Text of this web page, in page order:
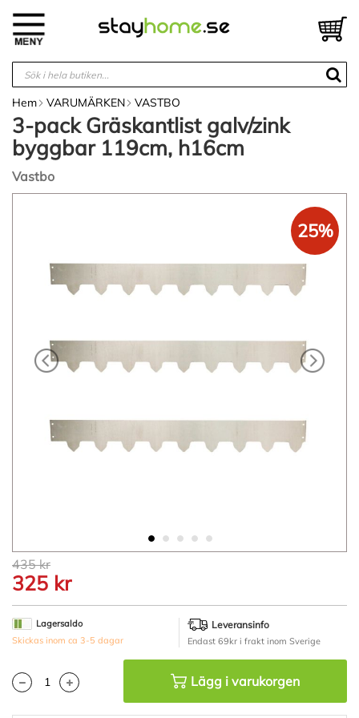
innehållet
Hem VARUMÄRKEN VASTBO
3-pack Gräskantlist galv/zink
byggbar 119cm, h16cm
Vastbo
bildgalleriet
Hoppa
till
början
av
bildgalleriet
25%
435 kr
325 kr
Lagersaldo
Skickas inom ca 3-5 dagar
Leveransinfo
Endast 69kr i frakt inom Sverige
Lägg i varukorgen